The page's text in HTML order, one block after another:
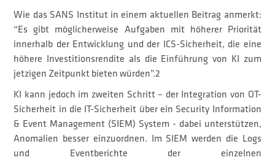
Wie das SANS Institut in einem aktuellen Beitrag anmerkt:
“Es gibt möglicherweise Aufgaben mit höherer Priorität
innerhalb der Entwicklung und der ICS-Sicherheit, die eine
höhere Investitionsrendite als die Einführung von KI zum
jetzigen Zeitpunkt bieten würden”.2
KI kann jedoch im zweiten Schritt – der Integration von OT-
Sicherheit in die IT-Sicherheit über ein Security Information
& Event Management (SIEM) System - dabei unterstützen,
Anomalien besser einzuordnen. Im SIEM werden die Logs
und Eventberichte der einzelnen